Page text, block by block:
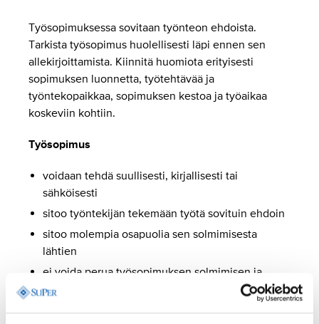
Työsopimuksessa sovitaan työnteon ehdoista.
Tarkista työsopimus huolellisesti läpi ennen sen
allekirjoittamista. Kiinnitä huomiota erityisesti
sopimuksen luonnetta, työtehtävää ja
työntekopaikkaa, sopimuksen kestoa ja työaikaa
koskeviin kohtiin.
Työsopimus
voidaan tehdä suullisesti, kirjallisesti tai
sähköisesti
sitoo työntekijän tekemään työtä sovituin ehdoin
sitoo molempia osapuolia sen solmimisesta
lähtien
ei voida perua työsopimuksen solmimisen ja
työnteon aloittamisen välisellä ajalla.